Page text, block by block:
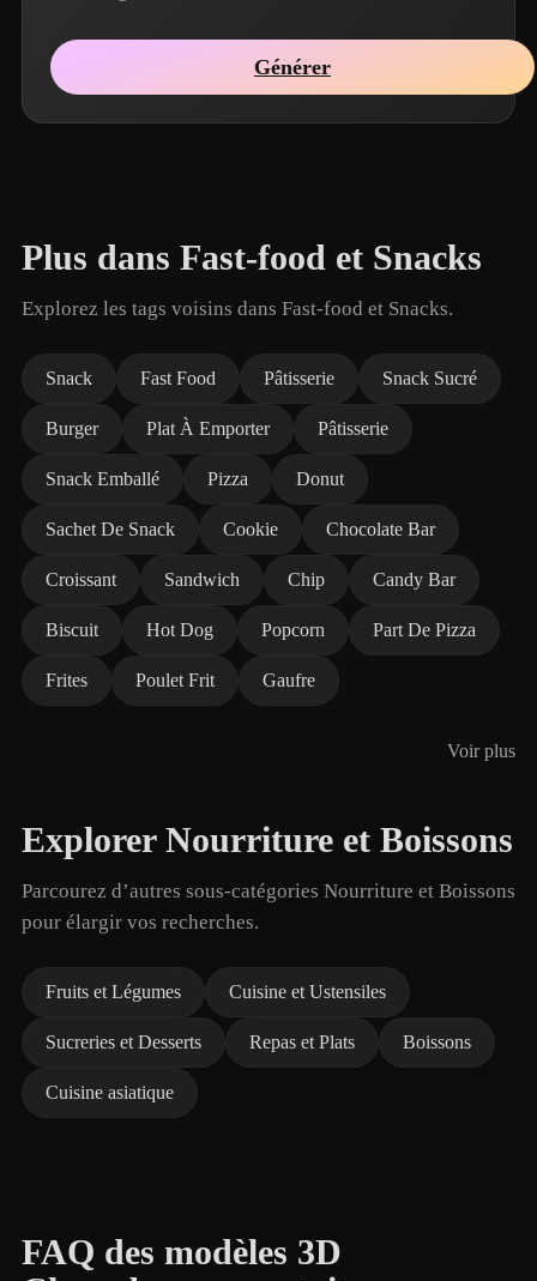
Générer
Plus dans Fast-food et Snacks
Explorez les tags voisins dans Fast-food et Snacks.
Snack Fast Food Pâtisserie Snack Sucré
Burger Plat À Emporter Pâtisserie
Snack Emballé Pizza Donut
Sachet De Snack Cookie Chocolate Bar
Croissant Sandwich Chip Candy Bar
Biscuit Hot Dog Popcorn Part De Pizza
Frites Poulet Frit Gaufre
Voir plus
Explorer Nourriture et Boissons
Parcourez d’autres sous-catégories Nourriture et Boissons
pour élargir vos recherches.
Fruits et Légumes Cuisine et Ustensiles
Sucreries et Desserts Repas et Plats Boissons
Cuisine asiatique
FAQ des modèles 3D